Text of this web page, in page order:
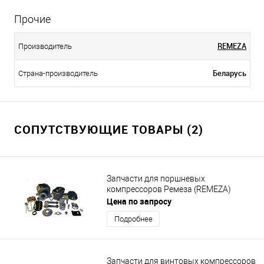
Прочие
Производитель REMEZA
Страна-производитель Беларусь
СОПУТСТВУЮЩИЕ ТОВАРЫ (2)
Запчасти для поршневых
компрессоров Ремеза (REMEZA)
Цена по запросу
Подробнее
Запчасти для винтовых компрессоров